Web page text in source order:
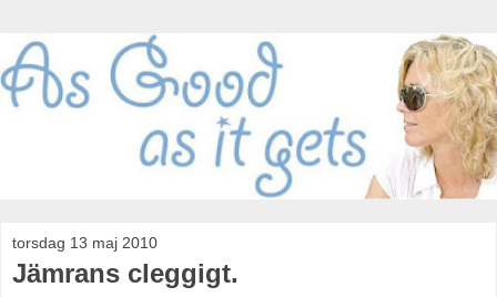
torsdag 13 maj 2010
Jämrans cleggigt.